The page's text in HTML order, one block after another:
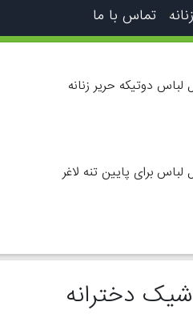
تماس با ما
لباس دوتیکه حریر زنانه
لباس برای پایین تنه لاغر
دخترانه